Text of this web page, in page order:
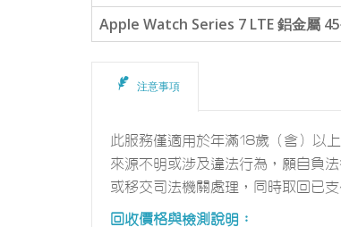
Apple Watch Series 7 LTE 鋁金屬
注意事項
此服務僅適用於年滿18歲（含）以
來源不明或涉及違法行為，願自負
或移交司法機關處理，同時取回已支
回收價格與檢測說明：